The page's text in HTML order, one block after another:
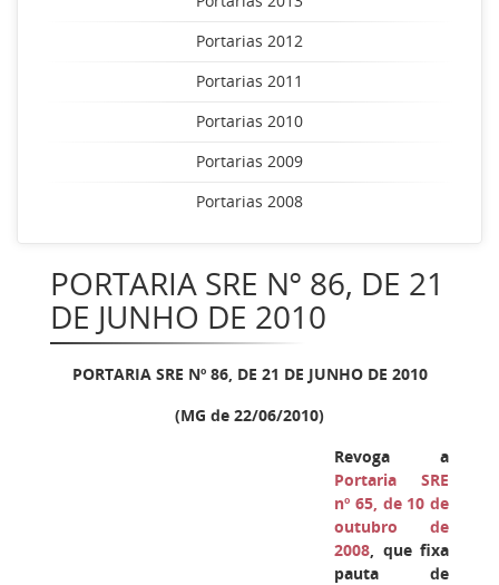
Portarias 2012
Portarias 2011
Portarias 2010
Portarias 2009
Portarias 2008
PORTARIA SRE Nº 86, DE 21
DE JUNHO DE 2010
PORTARIA SRE Nº 86, DE 21 DE JUNHO DE 2010
(MG de 22/06/2010)
Revoga a
Portaria SRE
nº 65, de 10 de
outubro de
2008, que fixa
pauta de